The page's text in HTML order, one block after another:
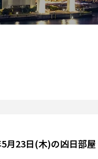
月23日(木)の凶日部屋